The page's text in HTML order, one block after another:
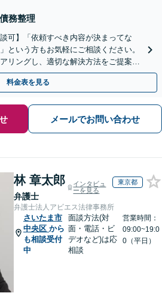
務整理
可】「依頼すべき内容が決まってな
という方もお気軽にご相談ください。
リングし、適切な解決方法をご提案い
料金表を見る
メールでお問い合わせ
林 章太郎
弁護士
インタビュ
ーを見る
東京都
弁護士法人アビエス法律事務所
さいたま市
中央区 から
も相談受付
中
面談方法(対
面・電話・ビ
デオなど)は応
相談
営業時間：
09:00~19:0
0（平日）